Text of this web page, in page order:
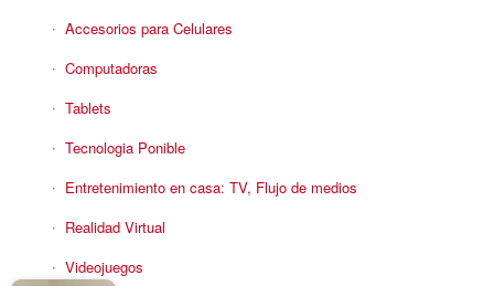
Accesorios para Celulares
Computadoras
Tablets
Tecnologia Ponible
Entretenimiento en casa: TV, Flujo de medios
Realidad Virtual
Videojuegos